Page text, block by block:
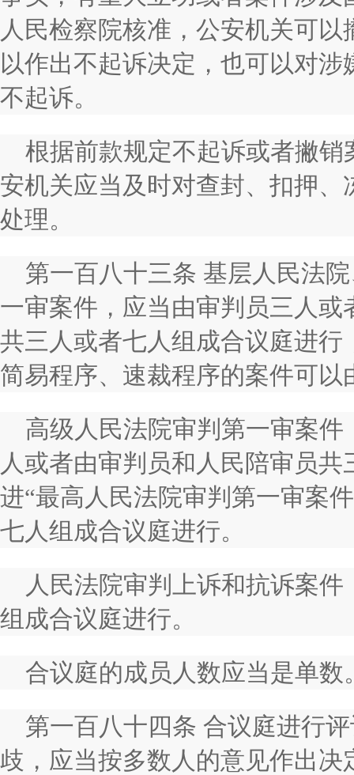
人民检察院核准，公安机关可
以作出不起诉决定，也可以对
不起诉。
根据前款规定不起诉或者撇
安机关应当及时对查封、扣押
处理。
第一百八十三条 基层人民法
一审案件，应当由审判员三人
共三人或者七人组成合议庭进
简易程序、速裁程序的案件可
高级人民法院审判第一审案
人或者由审判员和人民陪审员
进“最高人民法院审判第一审案
七人组成合议庭进行。
人民法院审判上诉和抗诉案
组成合议庭进行。
合议庭的成员人数应当是单数
第一百八十四条 合议庭进行
歧，应当按多数人的意见作出